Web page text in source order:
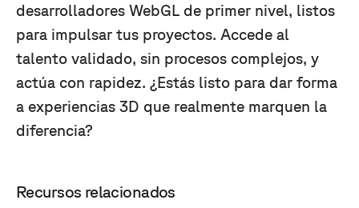
desarrolladores WebGL de primer nivel, listos
para impulsar tus proyectos. Accede al
talento validado, sin procesos complejos, y
actúa con rapidez. ¿Estás listo para dar forma
a experiencias 3D que realmente marquen la
diferencia?
Recursos relacionados